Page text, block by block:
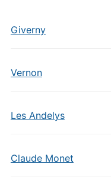
Giverny
Vernon
Les Andelys
Claude Monet